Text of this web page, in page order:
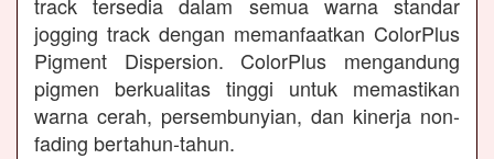
track tersedia dalam semua warna standar
jogging track dengan memanfaatkan ColorPlus
Pigment Dispersion. ColorPlus mengandung
pigmen berkualitas tinggi untuk memastikan
warna cerah, persembunyian, dan kinerja non-
fading bertahun-tahun.